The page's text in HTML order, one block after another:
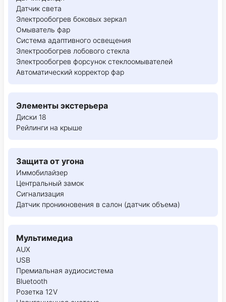
Датчик света
Электрообогрев боковых зеркал
Омыватель фар
Система адаптивного освещения
Электрообогрев лобового стекла
Электрообогрев форсунок стеклоомывателей
Автоматический корректор фар
Элементы экстерьера
Диски 18
Рейлинги на крыше
Защита от угона
Иммобилайзер
Центральный замок
Сигнализация
Датчик проникновения в салон (датчик объема)
Мультимедиа
AUX
USB
Премиальная аудиосистема
Bluetooth
Розетка 12V